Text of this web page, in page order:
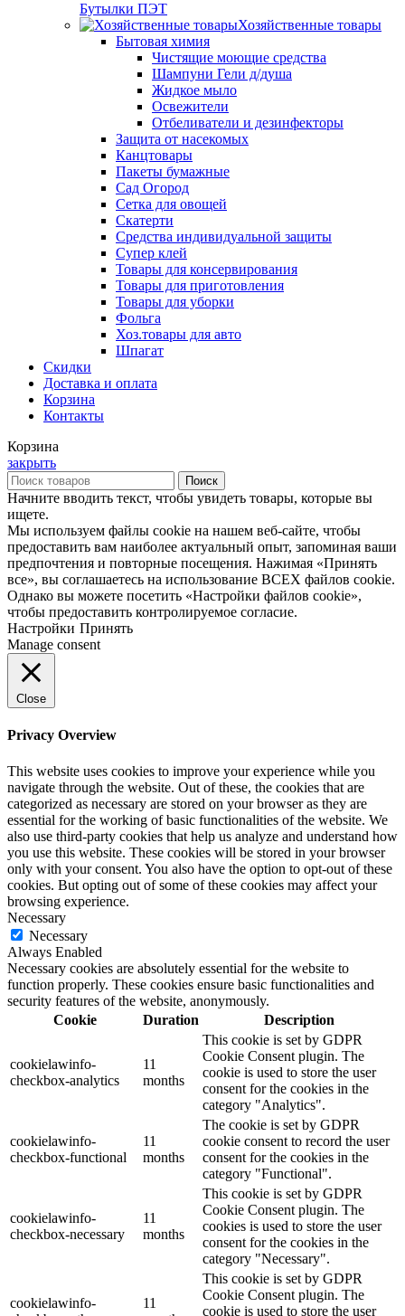
Бутылки ПЭТ
Хозяйственные товары
Бытовая химия
Чистящие моющие средства
Шампуни Гели д/душа
Жидкое мыло
Освежители
Отбеливатели и дезинфекторы
Защита от насекомых
Канцтовары
Пакеты бумажные
Сад Огород
Сетка для овощей
Скатерти
Средства индивидуальной защиты
Супер клей
Товары для консервирования
Товары для приготовления
Товары для уборки
Фольга
Хоз.товары для авто
Шпагат
Скидки
Доставка и оплата
Корзина
Контакты
Корзина
закрыть
Поиск
Начните вводить текст, чтобы увидеть товары, которые вы
ищете.
Мы используем файлы cookie на нашем веб-сайте, чтобы
предоставить вам наиболее актуальный опыт, запоминая ваши
предпочтения и повторные посещения. Нажимая «Принять
все», вы соглашаетесь на использование ВСЕХ файлов cookie.
Однако вы можете посетить «Настройки файлов cookie»,
чтобы предоставить контролируемое согласие.
Настройки Принять
Manage consent
Close
Privacy Overview
This website uses cookies to improve your experience while you
navigate through the website. Out of these, the cookies that are
categorized as necessary are stored on your browser as they are
essential for the working of basic functionalities of the website. We
also use third-party cookies that help us analyze and understand how
you use this website. These cookies will be stored in your browser
only with your consent. You also have the option to opt-out of these
cookies. But opting out of some of these cookies may affect your
browsing experience.
Necessary
Necessary
Always Enabled
Necessary cookies are absolutely essential for the website to
function properly. These cookies ensure basic functionalities and
security features of the website, anonymously.
Cookie
Duration Description
cookielawinfo-
checkbox-analytics
11
months
This cookie is set by GDPR
Cookie Consent plugin. The
cookie is used to store the user
consent for the cookies in the
category "Analytics".
cookielawinfo-
checkbox-functional
11
months
The cookie is set by GDPR
cookie consent to record the user
consent for the cookies in the
category "Functional".
cookielawinfo-
checkbox-necessary
11
months
This cookie is set by GDPR
Cookie Consent plugin. The
cookies is used to store the user
consent for the cookies in the
category "Necessary".
cookielawinfo-
11
This cookie is set by GDPR
Cookie Consent plugin. The
cookie is used to store the user